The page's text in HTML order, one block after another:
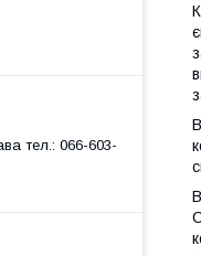
тел.: 066-603-